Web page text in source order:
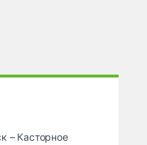
– Касторное